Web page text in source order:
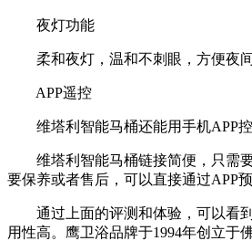
夜灯功能
柔和夜灯，温和不刺眼，方便夜间
APP遥控
维塔利智能马桶还能用手机APP控
维塔利智能马桶链接简便，只需要
要保养或者售后，可以直接通过APP
通过上面的评测和体验，可以看到
用性高。鹰卫浴品牌于1994年创立于